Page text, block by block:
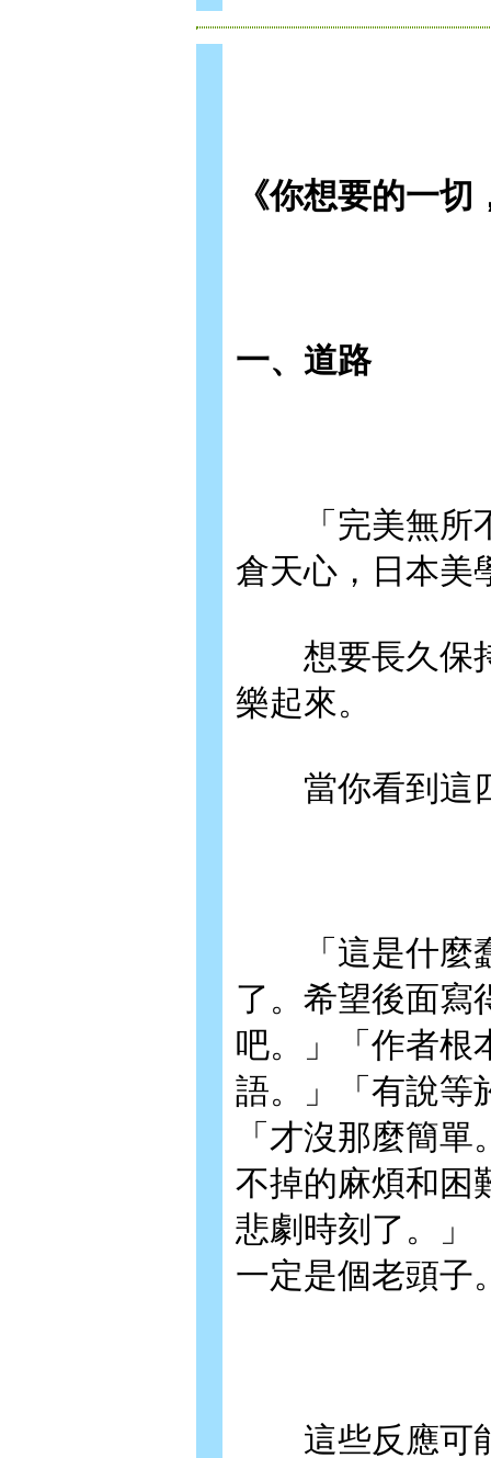
《你想要的一
一、道路
「完美無所不
倉天心，日本美
想要長久保持
樂起來。
當你看到這四
「這是什麼蠢
了。希望後面寫
吧。」「作者根
語。」「有說等
「才沒那麼簡
不掉的麻煩和困
悲劇時刻了。」
一定是個老頭子
這些反應可能